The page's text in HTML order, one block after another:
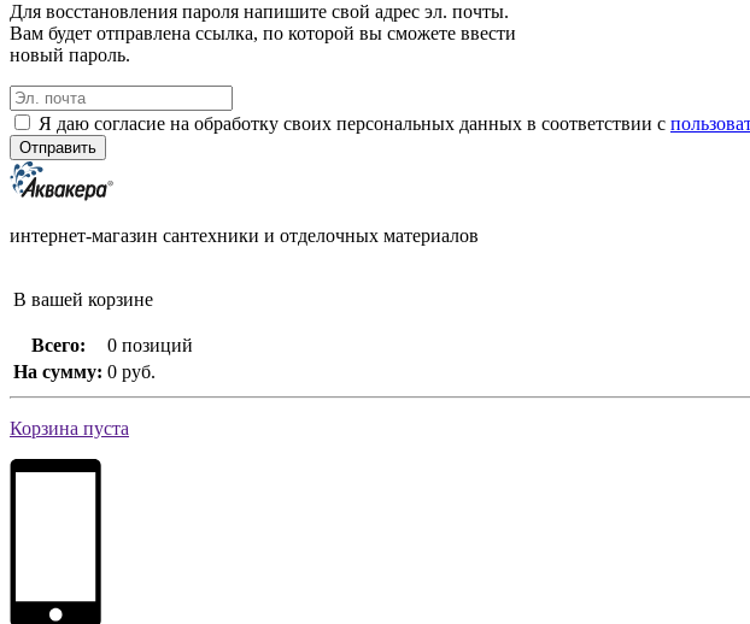
Для восстановления пароля напишите свой адрес эл. почты.
Вам будет отправлена ссылка, по которой вы сможете ввести
новый пароль.
Я даю согласие на обработку своих персональных данных в соответствии с
интернет-магазин сантехники и отделочных материалов
В вашей корзине
Всего:
0 позиций
На сумму: 0 руб.
Корзина пуста